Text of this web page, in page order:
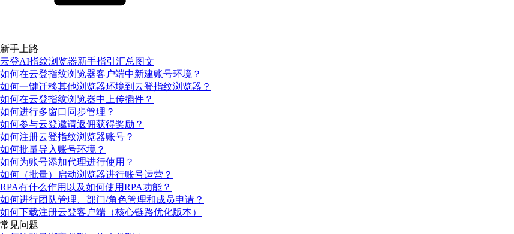
新手上路
云登AI指纹浏览器新手指引汇总图文
如何在云登指纹浏览器客户端中新建账号环境？
如何一键迁移其他浏览器环境到云登指纹浏览器？
如何在云登指纹浏览器中上传插件？
如何进行多窗口同步管理？
如何参与云登邀请返佣获得奖励？
如何注册云登指纹浏览器账号？
如何批量导入账号环境？
如何为账号添加代理进行使用？
如何（批量）启动浏览器进行账号运营？
RPA有什么作用以及如何使用RPA功能？
如何进行团队管理、部门/角色管理和成员申请？
如何下载注册云登客户端（核心链路优化版本）
常见问题